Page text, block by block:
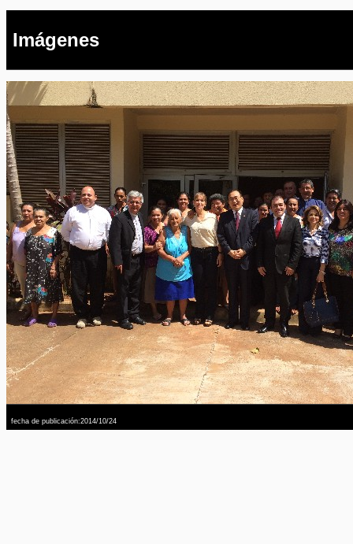
Imágenes
fecha de publicación:2014/10/24